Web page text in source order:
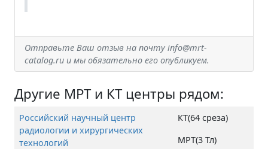
Отправьте Ваш отзыв на почту info@mrt-
catalog.ru и мы обязательно его опубликуем.
Другие МРТ и КТ центры рядом:
Российский научный центр
радиологии и хирургических
технологий
КТ(64 среза)
МРТ(3 Тл)